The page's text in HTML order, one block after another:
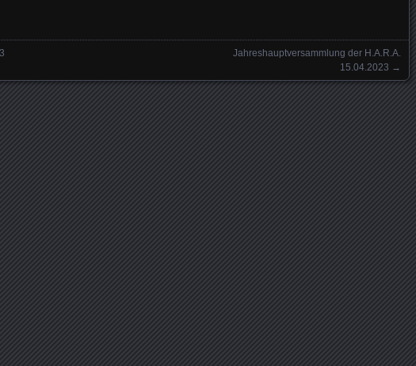
Jahreshauptversammlung der H.A.R.A.
15.04.2023 →